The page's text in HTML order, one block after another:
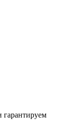
гарантируем